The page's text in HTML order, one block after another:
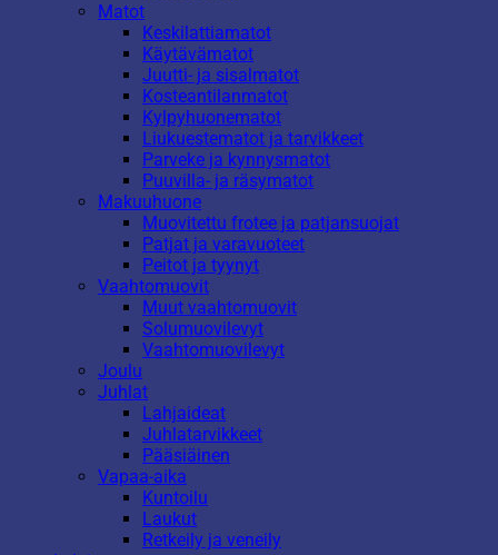
Matot
Keskilattiamatot
Käytävämatot
Juutti- ja sisalmatot
Kosteantilanmatot
Kylpyhuonematot
Liukuestematot ja tarvikkeet
Parveke ja kynnysmatot
Puuvilla- ja räsymatot
Makuuhuone
Muovitettu frotee ja patjansuojat
Patjat ja varavuoteet
Peitot ja tyynyt
Vaahtomuovit
Muut vaahtomuovit
Solumuovilevyt
Vaahtomuovilevyt
Joulu
Juhlat
Lahjaideat
Juhlatarvikkeet
Pääsiäinen
Vapaa-aika
Kuntoilu
Laukut
Retkeily ja veneily